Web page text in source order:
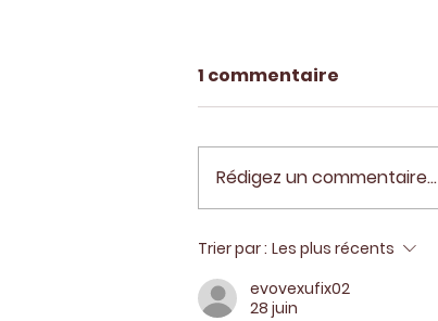
Sauvetage Sotchi - 1
Octobre 2023
1 commentaire
Rédigez un commentaire...
Trier par : Les plus récents
evovexufix02
28 juin